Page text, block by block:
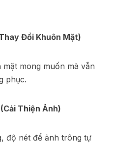
Đổi Khuôn Mặt)
mong muốn mà vẫn
phục.
Thiện Ảnh)
độ nét để ảnh trông tự